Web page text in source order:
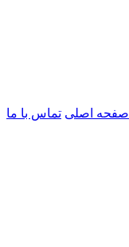
صفحه اصلی تماس با ما